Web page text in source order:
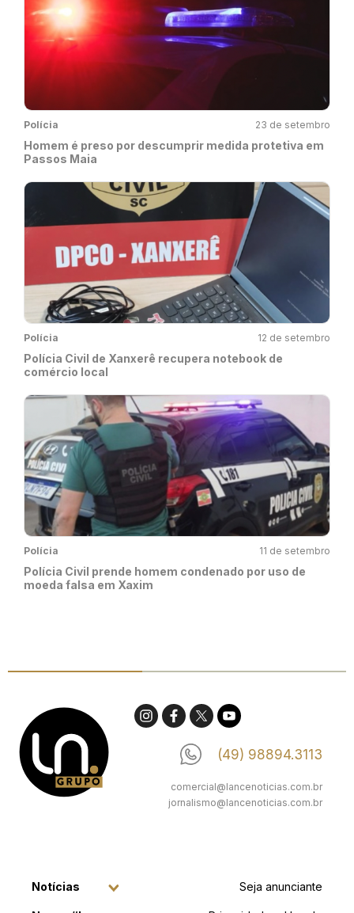
Polícia 23 de setembro
Homem é preso por descumprir medida protetiva em
Passos Maia
Polícia 12 de setembro
Polícia Civil de Xanxerê recupera notebook de
comércio local
Polícia 11 de setembro
Polícia Civil prende homem condenado por uso de
moeda falsa em Xaxim
(49) 98894.3113
comercial@lancenoticias.com.br
jornalismo@lancenoticias.com.br
Notícias Seja anunciante